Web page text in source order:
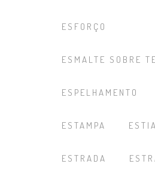
ESFORÇO
ESMALTE SOBRE
ESPELHAMENTO
ESTAMPA
ESTRADA